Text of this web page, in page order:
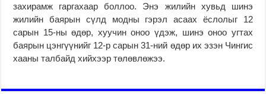
захирамж гаргахаар боллоо. Энэ жилийн хувьд шинэ
жилийн баярын сүлд модны гэрэл асаах ёслолыг 12
сарын 15-ны өдөр, хуучин оноо үдэж, шинэ оноо угтах
баярын цэнгүүнийг 12-р сарын 31-ний өдөр их эзэн Чингис
хааны талбайд хийхээр төлөвлөжээ.